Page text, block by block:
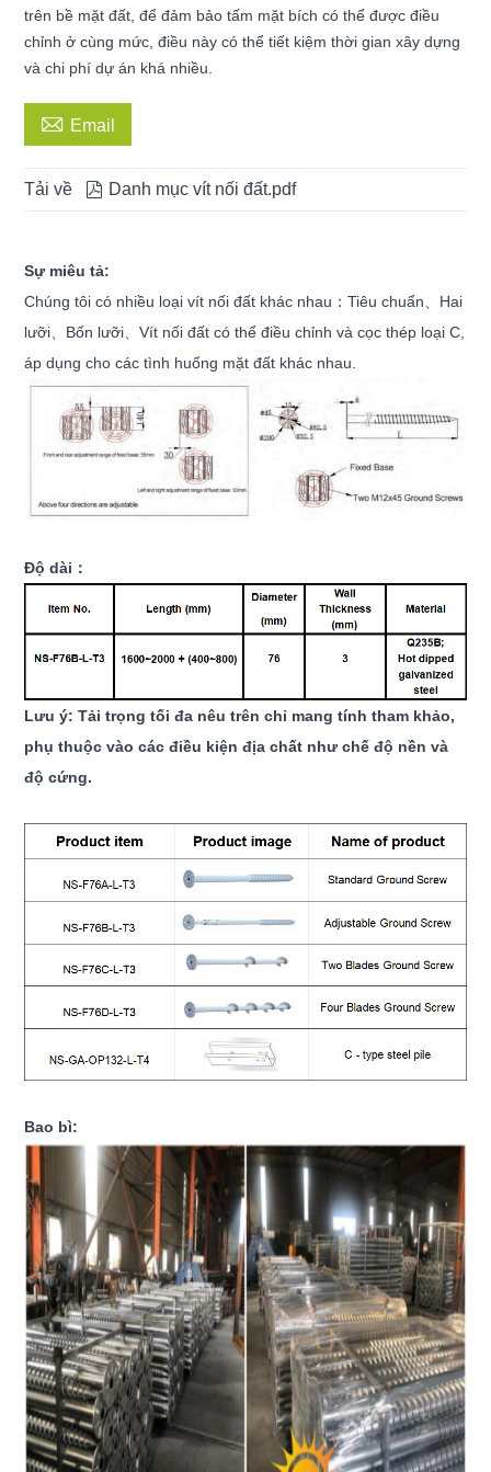
trên bề mặt đất, để đảm bảo tấm mặt bích có thể được điều
chỉnh ở cùng mức, điều này có thể tiết kiệm thời gian xây dựng
và chi phí dự án khá nhiều.
 Email
Tải về  Danh mục vít nối đất.pdf
Sự miêu tả:
Chúng tôi có nhiều loại vít nối đất khác nhau：Tiêu chuẩn、Hai
lưỡi、Bốn lưỡi、Vít nối đất có thể điều chỉnh và cọc thép loại C,
áp dụng cho các tình huống mặt đất khác nhau.
Độ dài：
Lưu ý: Tải trọng tối đa nêu trên chỉ mang tính tham khảo,
phụ thuộc vào các điều kiện địa chất như chế độ nền và
độ cứng.
Bao bì: